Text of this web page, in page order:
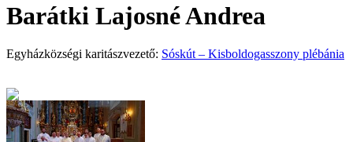
Barátki Lajosné Andrea
Egyházközségi karitászvezető: Sóskút – Kisboldogasszony plébánia